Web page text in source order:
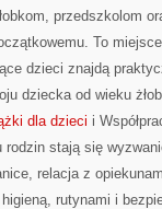
przedszkolom
To
dzieci znajdą
dziecka od wieku
dla dzieci i
stają się
relacja z
rutynami i